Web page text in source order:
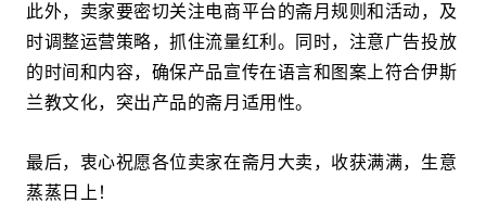
此外，卖家要密切关注电商平台的斋月规则和活动，及
时调整运营策略，抓住流量红利。同时，注意广告投放
的时间和内容，确保产品宣传在语言和图案上符合伊斯
兰教文化，突出产品的斋月适用性。
最后，衷心祝愿各位卖家在斋月大卖，收获满满，生意
蒸蒸日上！